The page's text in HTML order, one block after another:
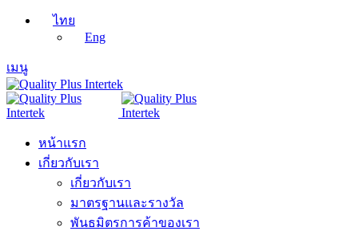
ไทย
Eng
เมนู
หน้าแรก
เกี่ยวกับเรา
เกี่ยวกับเรา
มาตรฐานและรางวัล
พันธมิตรการค้าของเรา